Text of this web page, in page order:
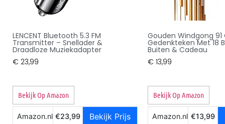
LENCENT Bluetooth 5.3 FM
Transmitter – Snellader &
Draadloze Muziekadapter
€ 23,99
Bekijk Op Amazon
Amazon.nl €23,99 Bekijk Prijs
Gouden Windgong 91
Gedenkteken Met 18
Buiten & Cadeau
€ 13,99
Bekijk Op Amazon
Amazon.nl €13,99